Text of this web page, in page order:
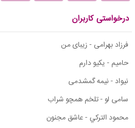
درخواستی کاربران
فرزاد بهرامی - زیبای من
حامیم - یکیو دارم
نیواد - نیمه گمشدمی
سامی لو - تلخم همچو شراب
محمود التركي - عاشق مجنون